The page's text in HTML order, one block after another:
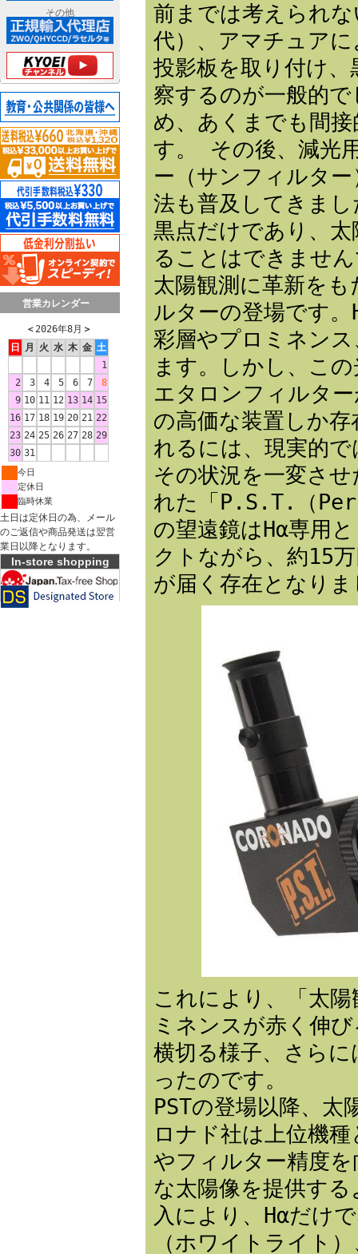
その他
営業カレンダー
＜ 2026年8月 ＞
日
月 火 水 木 金 土
1
2
3 4 5 6 7
8
9 10 11 12 13 14 15
16 17 18 19 20 21 22
23 24 25 26 27 28 29
30 31
今日
定休日
臨時休業
土日は定休日の為、メール
のご返信や商品発送は翌営
業日以降となります。
In-store shopping
前までは考えられ
代）、アマチュア
投影板を取り付け
察するのが一般的
め、あくまでも間
す。 その後、減光
ー（サンフィルタ
法も普及してきま
黒点だけであり、
ることはできませ
太陽観測に革新を
ルターの登場です
彩層やプロミネン
ます。しかし、こ
エタロンフィルタ
の高価な装置しか
れるには、現実的
その状況を一変さ
れた「P.S.T.（
の望遠鏡はHα専用
クトながら、約15
が届く存在となり
これにより、「太
ミネンスが赤く伸
横切る様子、さら
ったのです。
PSTの登場以降、太
ロナド社は上位機
やフィルター精度
な太陽像を提供す
入により、Hαだけ
（ホワイトライト